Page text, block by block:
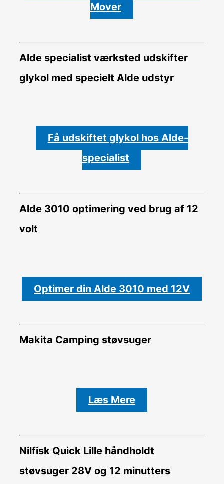
Mover
Alde specialist værksted udskifter
glykol med specielt Alde udstyr
Få udskiftet glykol hos Alde-
specialist
Alde 3010 optimering ved brug af 12
volt
Optimer din Alde 3010 med 12V
Makita Camping støvsuger
Læs Mere
Nilfisk Quick Lille håndholdt
støvsuger 28V og 12 minutters